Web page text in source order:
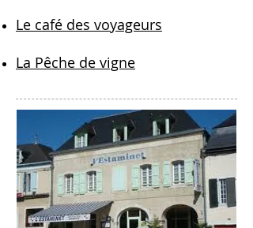
Le café des voyageurs
La Pêche de vigne